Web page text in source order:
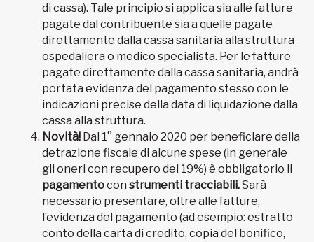
di cassa). Tale principio si applica sia alle fatture
pagate dal contribuente sia a quelle pagate
direttamente dalla cassa sanitaria alla struttura
ospedaliera o medico specialista. Per le fatture
pagate direttamente dalla cassa sanitaria, andrà
portata evidenza del pagamento stesso con le
indicazioni precise della data di liquidazione dalla
cassa alla struttura.
Novità! Dal 1° gennaio 2020 per beneficiare della
detrazione fiscale di alcune spese (in generale
gli oneri con recupero del 19%) è obbligatorio il
pagamentocon strumenti tracciabili.Sarà
necessario presentare, oltre alle fatture,
l’evidenza del pagamento (ad esempio: estratto
conto della carta di credito, copia del bonifico,